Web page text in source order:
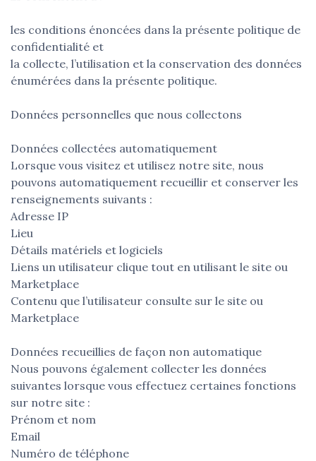
les conditions énoncées dans la présente politique de
confidentialité et
la collecte, l’utilisation et la conservation des données
énumérées dans la présente politique.
Données personnelles que nous collectons
Données collectées automatiquement
Lorsque vous visitez et utilisez notre site, nous
pouvons automatiquement recueillir et conserver les
renseignements suivants :
Adresse IP
Lieu
Détails matériels et logiciels
Liens un utilisateur clique tout en utilisant le site ou
Marketplace
Contenu que l’utilisateur consulte sur le site ou
Marketplace
Données recueillies de façon non automatique
Nous pouvons également collecter les données
suivantes lorsque vous effectuez certaines fonctions
sur notre site :
Prénom et nom
Email
Numéro de téléphone